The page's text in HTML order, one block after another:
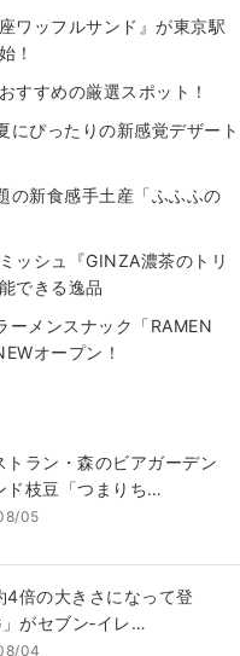
ワッフルサンド』が東京駅
！
すすめの厳選スポット！
にぴったりの新感覚デザート
の新食感手土産「ふふふの
ッシュ『GINZA濃茶のトリ
できる逸品
ーメンスナック「RAMEN
オープン！
トラン・森のビアガーデン
ド枝豆「つまりち…
05
4倍の大きさになって登
がセブン‐イレ…
04